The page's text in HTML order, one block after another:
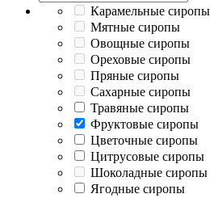
Карамельные сиропы
Мятные сиропы
Овощные сиропы
Ореховые сиропы
Пряные сиропы
Сахарные сиропы
Травяные сиропы
Фруктовые сиропы
Цветочные сиропы
Цитрусовые сиропы
Шоколадные сиропы
Ягодные сиропы